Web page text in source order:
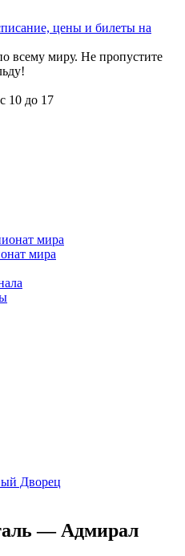
цены и билеты на
всему миру. Не пропустите
10 до 17
мира
мира
Дворец
— Адмирал